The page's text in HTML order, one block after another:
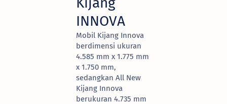
INNOVA
Mobil Kijang Innova
berdimensi ukuran
4.585 mm x 1.775 mm
x 1.750 mm,
sedangkan All New
Kijang Innova
berukuran 4.735 mm